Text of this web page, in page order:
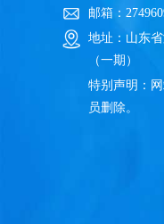
邮箱：
地址：山东
（一期）
特别声明：
员删除。